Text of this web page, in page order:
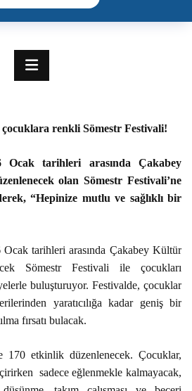
TO DISCOVER
STREETS OF ÇEŞME
TO VISIT
çocuklara renkli Sömestr Festivali!
Ocak tarihleri arasında Çakabey
olan Sömestr Festivali’ne
“Hepinize mutlu ve sağlıklı bir
tarihleri arasında Çakabey Kültür
Sömestr Festivali ile çocukları
buluşturuyor. Festivalde, çocuklar
yaratıcılığa kadar geniş bir
fırsatı bulacak.
170 etkinlik düzenlenecek. Çocuklar,
sadece eğlenmekle kalmayacak,